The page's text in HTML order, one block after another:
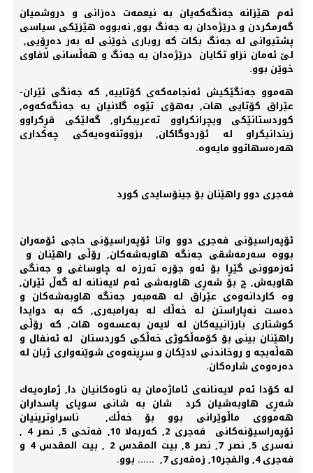
ئەم هێزانە جەنگەكەیان بە نیعمەت دەزانی و دروشمیان
گەرمكردن و درێژەدان بە جەنگ بوو, نەبووە هێزێكی سیاسی
پشتیوانی لە جەنگ بكات كە روباری خوێنی لە بەر دەڕۆیی,
لێ ئەمان نزاو تكایان درێژەدان بە جەنگ و هەڵسانی لافاوی
خوێن بوو.
هەموو جەنگێكیش ئەنجامەكەی كۆتاییە, كە جەنگی ئێران-
عێراق كۆتایی هات, بەهۆی تێوە گلانیان بە جەنگەكەوە,
كوردستانێكی ویچرانكراوو تەعریبكراو, گەلێكی قڕكراوو
زیندانیكراو لە ئۆردوگاكان, بزووتنەوەیەكی چەكداری
هەرەسهاتوو مایەوە.
فەجری دوو راهێنان بۆ جینۆسایدی كورد
ئۆپەراسیۆنی فەجری دوو واتا ئۆپەراسیۆنی حاجی ئۆمەران
بووە سەرمەشقی جەنگە هاوبەشەكان, رۆڵی راهێنان و
ئەزموونی گێڕا بۆ ئەو جۆرە تەرزە لە چاوساغی و جەنگی
هاوبەش, چ بۆ شەڕی هاوبەشی ئەم لایەنانە لە گەڵ ئێران,
وە كاردانەوەی عێراق لە هەمبەر جەنگە هاوبەشەكان و
دەست نەپاراستن لە خەڵك لە بەرامبەری, كە بە دوایدا
كوشتاری بارزانییەكان لە لایەن بەعسەوە هات, كە رۆڵی
راهێنان بینی بۆ كۆمەڵكوژی خەڵكی كوردستان لە ئەنفال و
هەڵەبجە و روخاندنی لادێكان و سڕینەوەی شوێنەواری ژیان لە
دەرەوەی شارەكان.
لە كۆدا ئەم لایەنانەی ئاماژەمان بە ناوەكانیان دا, ژمارەیەك
شەڕی هاوبەشیان كرد شان بە شانی سوپای پاسداران
هەمووی ماڵوێرانی بوو بۆ خەڵك, ناسراوترینیان
ئۆپەراسیۆنەكانی فەجری 2, كەربەلا 10, فەتحی 5, نصر 4 ,
نەسری 5, نصر 7, نصر 8, بیت المقدس 2 , بیت المقدس 4 و
فەجری 4, والفجر10, زەفەری 7, ...... بوو.